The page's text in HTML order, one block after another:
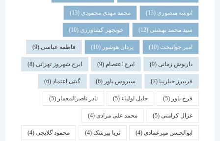
انوشه منصوری(13) محمد مهدی محمودی(13)
سید محمد بهشتی(12) خوبچهر کشاورزی(10)
امیر جوانبخت(10) یزدان هوشور(10) فاطمه عباسی(9)
داریوش زمانی(9) ایرج اعتصام(9) ایرج شهروز تهرانی(8)
فریبرز جبارنیا(7) سیروس باور(6) گیتی اعتماد(6)
فرخ باور(5) جلیل اولیاء(5) نادر ناصرالمعمار (5)
غزال کرامتی(5) محمد علی مرادی(4)
ابوالحسن میرعمادی(4) ثریا بیرشک(4) محمود گلابچی(4)